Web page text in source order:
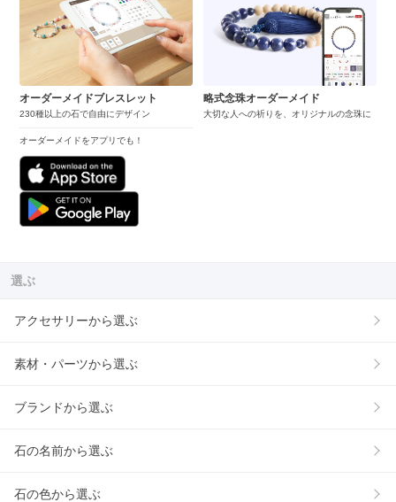
オーダーメイドブレスレット
230種以上の石で自由にデザイン
オーダーメイドをアプリでも！
略式念珠オーダーメイド
大切な人への祈りを、オリジナルの念珠に
選ぶ
アクセサリーから選ぶ
素材・パーツから選ぶ
ブランドから選ぶ
石の名前から選ぶ
石の色から選ぶ